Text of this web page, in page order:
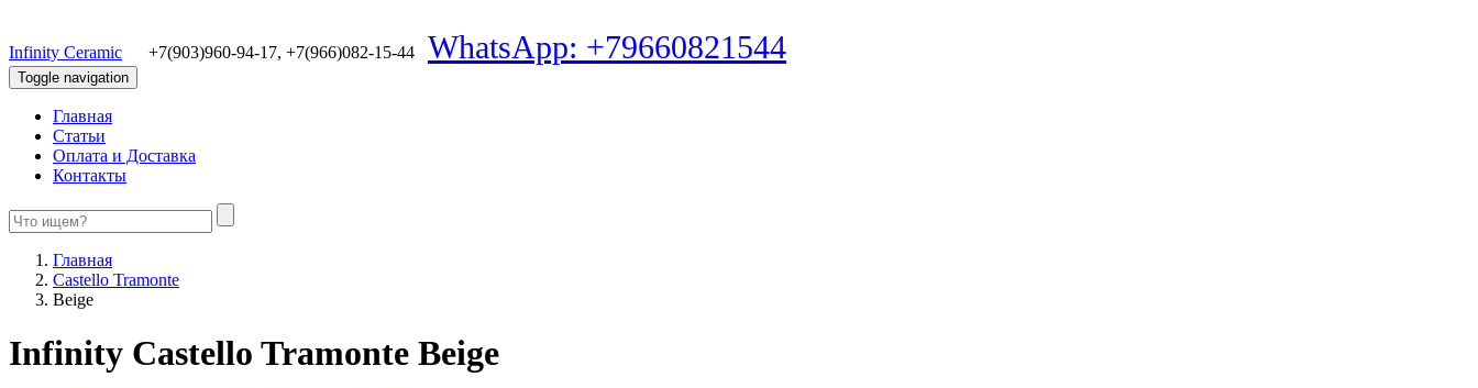
Infinity Ceramic +7(903)960-94-17, +7(966)082-15-44 WhatsApp: +79660821544
Toggle navigation
Главная
Статьи
Оплата и Доставка
Контакты
Главная
Castello Tramonte
Beige
Infinity Castello Tramonte Beige